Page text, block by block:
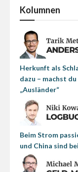
Kolumnen
Herkunft als
dazu – machst
„Ausländer“
Beim Strom
und China sind